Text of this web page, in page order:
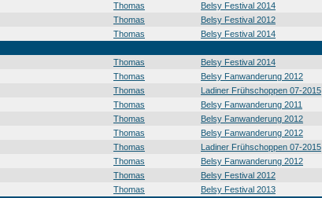
Thomas Belsy Festival 2014
Thomas Belsy Festival 2012
Thomas Belsy Festival 2014
Thomas Belsy Festival 2014
Thomas Belsy Fanwanderung 2012
Thomas Ladiner Frühschoppen 07-2015
Thomas Belsy Fanwanderung 2011
Thomas Belsy Fanwanderung 2012
Thomas Belsy Fanwanderung 2012
Thomas Ladiner Frühschoppen 07-2015
Thomas Belsy Fanwanderung 2012
Thomas Belsy Festival 2012
Thomas Belsy Festival 2013